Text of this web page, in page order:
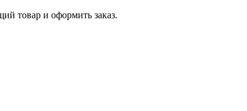
товар и оформить заказ.